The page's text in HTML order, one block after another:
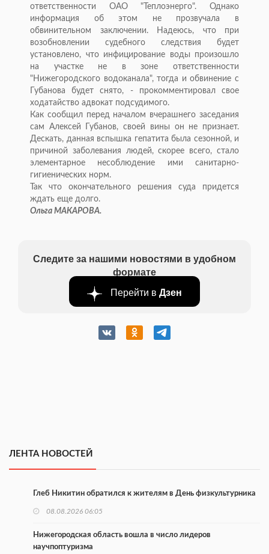
ответственности ОАО "Теплоэнерго". Однако
информация об этом не прозвучала в
обвинительном заключении. Надеюсь, что при
возобновлении судебного следствия будет
установлено, что инфицирование воды произошло
на участке не в зоне ответственности
"Нижегородского водоканала", тогда и обвинение с
Губанова будет снято, - прокомментировал свое
ходатайство адвокат подсудимого.
Как сообщил перед началом вчерашнего заседания
сам Алексей Губанов, своей вины он не признает.
Дескать, данная вспышка гепатита была сезонной, и
причиной заболевания людей, скорее всего, стало
элементарное несоблюдение ими санитарно-
гигиенических норм.
Так что окончательного решения суда придется
ждать еще долго.
Ольга МАКАРОВА.
Следите за нашими новостями в удобном
формате
Перейти в Дзен
ЛЕНТА НОВОСТЕЙ
Глеб Никитин обратился к жителям в День физкультурника
08.08.2026 06:05
Нижегородская область вошла в число лидеров
научпоптуризма